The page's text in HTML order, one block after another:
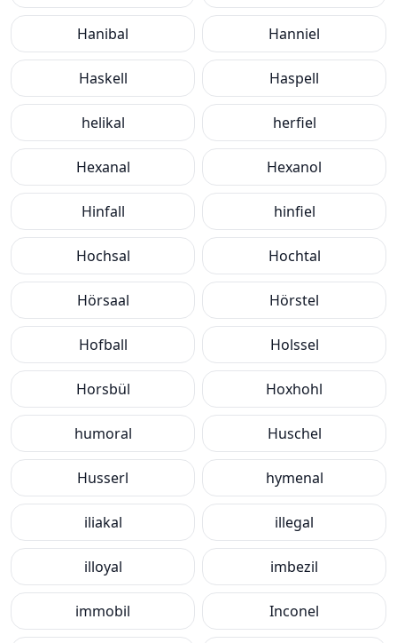
Hanibal Hanniel
Haskell Haspell
helikal herfiel
Hexanal Hexanol
Hinfall hinfiel
Hochsal Hochtal
Hörsaal Hörstel
Hofball Holssel
Horsbül Hoxhohl
humoral Huschel
Husserl hymenal
iliakal illegal
illoyal imbezil
immobil Inconel